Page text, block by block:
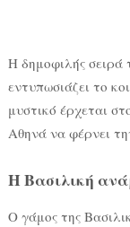
Η δημοφιλής σειρά
εντυπωσιάζει το
μυστικό έρχεται
Αθηνά να φέρνει
Η Βασιλική
Ο γάμος της